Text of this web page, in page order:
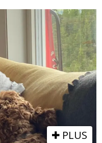
PLUS